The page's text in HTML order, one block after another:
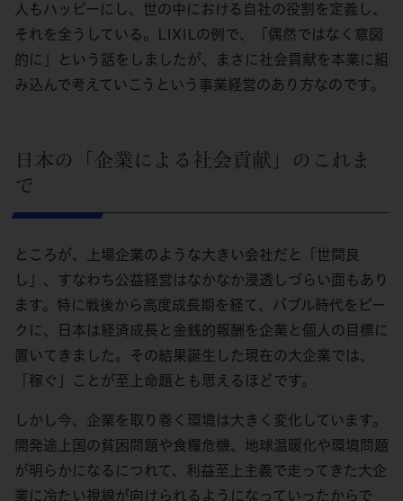
人もハッピーにし、世の中における自社の役割を定義し、
それを全うしている。LIXILの例で、「偶然ではなく意図
的に」という話をしましたが、まさに社会貢献を本業に組
み込んで考えていこうという事業経営のあり方なのです。
日本の「企業による社会貢献」のこれま
で
ところが、上場企業のような大きい会社だと「世間良
し」、すなわち公益経営はなかなか浸透しづらい面もあり
ます。特に戦後から高度成長期を経て、バブル時代をピー
クに、日本は経済成長と金銭的報酬を企業と個人の目標に
置いてきました。その結果誕生した現在の大企業では、
「稼ぐ」ことが至上命題とも思えるほどです。
しかし今、企業を取り巻く環境は大きく変化しています。
開発途上国の貧困問題や食糧危機、地球温暖化や環境問題
が明らかになるにつれて、利益至上主義で走ってきた大企
業に冷たい視線が向けられるようになっていったからで